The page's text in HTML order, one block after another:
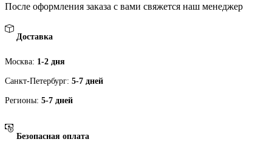
После оформления заказа с вами свяжется наш менеджер
Доставка
Москва: 1-2 дня
Санкт-Петербург: 5-7 дней
Регионы: 5-7 дней
Безопасная оплата